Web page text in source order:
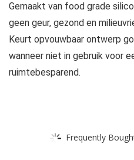
Gemaakt van food grade
geen geur, gezond en
Keurt opvouwbaar ontwerp
wanneer niet in gebruik voor
ruimtebesparend.
Frequently